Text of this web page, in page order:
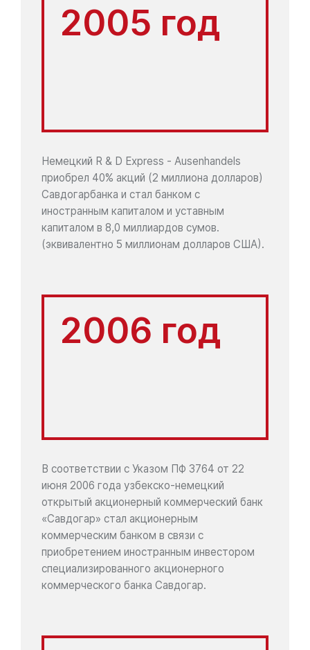
2005 год
Немецкий R & D Express - Ausenhandels
приобрел 40% акций (2 миллиона долларов)
Савдогарбанка и стал банком с
иностранным капиталом и уставным
капиталом в 8,0 миллиардов cумов.
(эквивалентно 5 миллионам долларов США).
2006 год
В соответствии с Указом ПФ 3764 от 22
июня 2006 года узбекско-немецкий
открытый акционерный коммерческий банк
«Савдогар» стал акционерным
коммерческим банком в связи с
приобретением иностранным инвестором
специализированного акционерного
коммерческого банка Савдогар.